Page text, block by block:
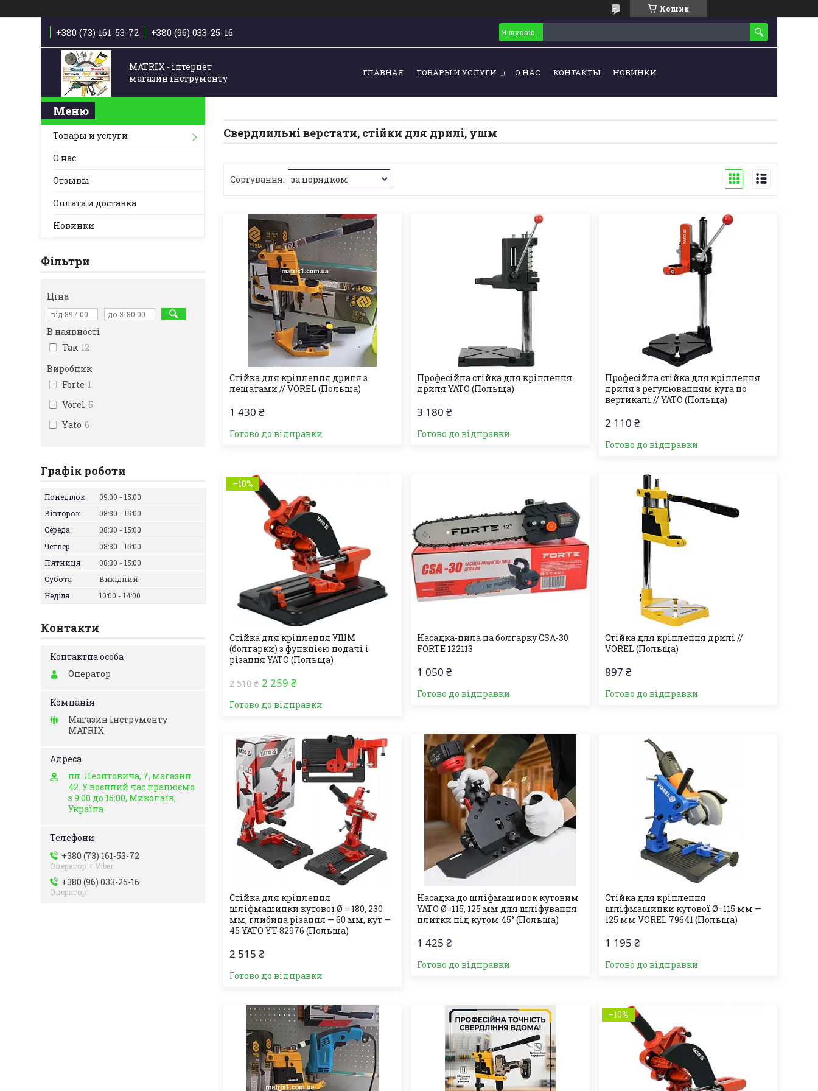
Кошик
+380 (73) 161-53-72 +380 (96) 033-25-16
MATRIX - інтернет
магазин інструменту
ГЛАВНАЯ ТОВАРЫ И УСЛУГИ О НАС КОНТАКТЫ НОВИНКИ
Свердлильні верстати, стійки для дрилі, ушм
Стійка для кріплення дриля з
лещатами // VOREL (Польща)
1 430 ₴
Готово до відправки
Професійна стійка для кріплення
дриля YATO (Польща)
3 180 ₴
Готово до відправки
Професійна стійка для кріплення
дриля з регулюванням кута по
вертикалі // YATO (Польща)
2 110 ₴
Готово до відправки
–10%
Стійка для кріплення УШМ
(болгарки) з функцією подачі і
різання YATO (Польща)
2 510 ₴ 2 259 ₴
Готово до відправки
Насадка-пила на болгарку CSA-30
FORTE 122113
1 050 ₴
Готово до відправки
Стійка для кріплення дрилі //
VOREL (Польща)
897 ₴
Готово до відправки
Стійка для кріплення
шліфмашинки кутової Ø = 180, 230
мм, глибина різання — 60 мм, кут —
45 YATO YT-82976 (Польща)
2 515 ₴
Готово до відправки
Насадка до шліфмашинок кутовим
YATO Ø=115, 125 мм для шліфування
плитки під кутом 45° (Польща)
1 425 ₴
Готово до відправки
Стійка для кріплення
шліфмашинки кутової Ø=115 мм —
125 мм VOREL 79641 (Польща)
1 195 ₴
Готово до відправки
–10%
Товары и услуги
О нас
Отзывы
Оплата и доставка
Новинки
Фільтри
Ціна
В наявності
Так 12
Виробник
Forte 1
Vorel 5
Yato 6
Графік роботи
Понеділок 09:00
15:00
Вівторок
08:30
15:00
Середа
08:30
15:00
Четвер
08:30
15:00
Пʼятниця
08:30
15:00
Субота
Вихідний
Неділя
10:00 14:00
Контакти
Оператор
Магазин інструменту
MATRIX
пл. Леонтовича, 7, магазин
42. У воєнний час працюємо
з 9:00 до 15:00, Миколаїв,
Україна
+380 (73) 161-53-72
Оператор + Viber
+380 (96) 033-25-16
Оператор